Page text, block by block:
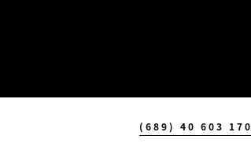
(689) 40 603 170